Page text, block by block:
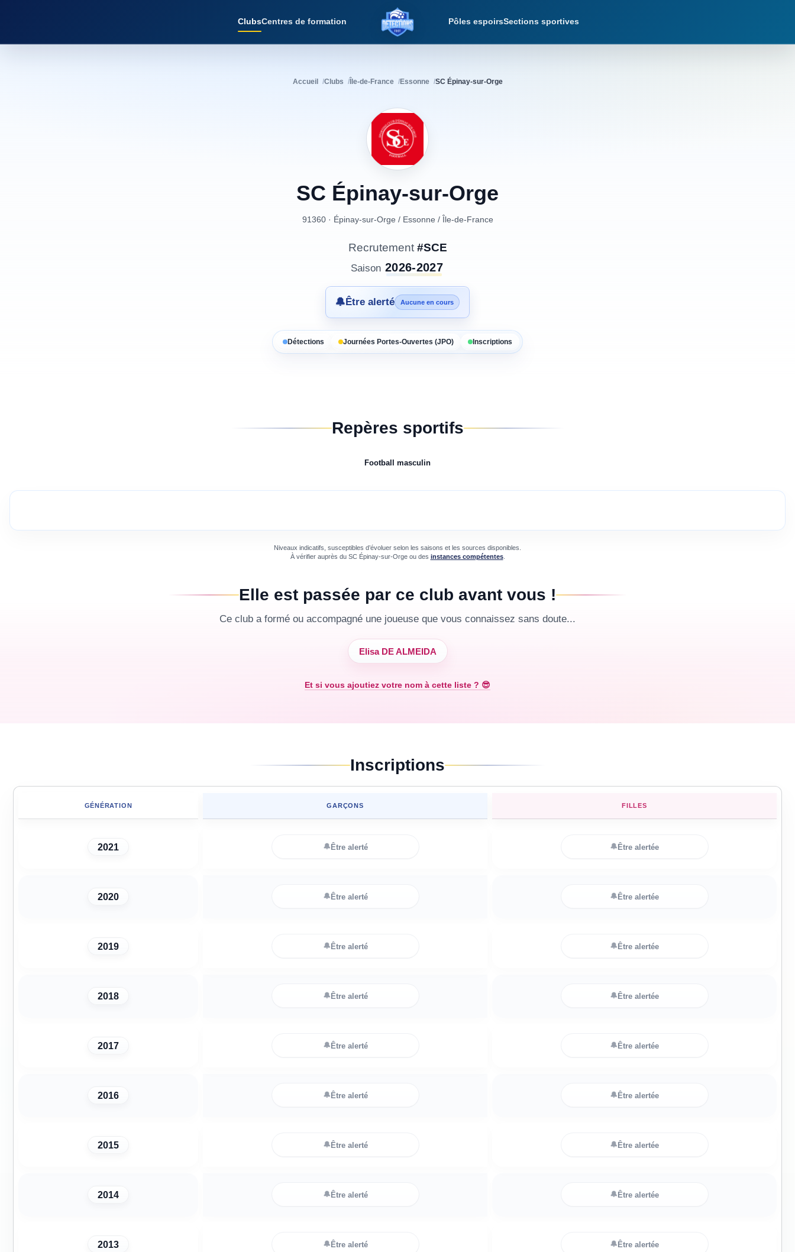
ClubsCentres de formation
Détections Foot
Pôles espoirsSections sportives
Accueil Clubs Île-de-France Essonne SC Épinay-sur-Orge
SC Épinay-sur-Orge
91360 · Épinay-sur-Orge / Essonne / Île-de-France
Recrutement #SCE
Saison 2026-2027
🔔Être alerté Aucune en cours
Détections Journées Portes-Ouvertes (JPO) Inscriptions
Repères sportifs
Football masculin
Niveaux indicatifs, susceptibles d’évoluer selon les saisons et les sources disponibles.
À vérifier auprès du SC Épinay-sur-Orgeou des instances compétentes.
Elle est passée par ce club avant vous !
Ce club a formé ou accompagné une joueuse que vous connaissez sans doute...
Elisa DE ALMEIDA
Et si vous ajoutiez votre nom à cette liste ? 😎
Inscriptions
GÉNÉRATION GARÇONS FILLES
2021 🔔Être alerté 🔔Être alertée
2020 🔔Être alerté 🔔Être alertée
2019 🔔Être alerté 🔔Être alertée
2018 🔔Être alerté 🔔Être alertée
2017 🔔Être alerté 🔔Être alertée
2016 🔔Être alerté 🔔Être alertée
2015 🔔Être alerté 🔔Être alertée
2014 🔔Être alerté 🔔Être alertée
2013 🔔Être alerté 🔔Être alertée